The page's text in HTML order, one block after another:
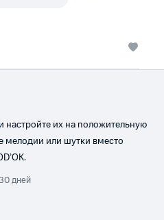
настройте их на положительную
мелодии или шутки вместо
дней